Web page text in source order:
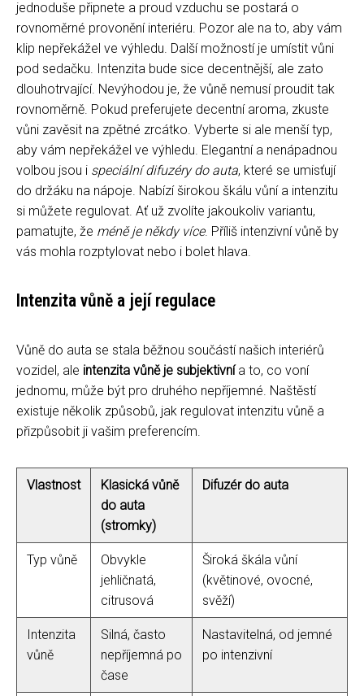
jednoduše připnete a proud vzduchu se postará o
rovnoměrné provonění interiéru. Pozor ale na to, aby vám
klip nepřekážel ve výhledu. Další možností je umístit vůni
pod sedačku. Intenzita bude sice decentnější, ale zato
dlouhotrvající. Nevýhodou je, že vůně nemusí proudit tak
rovnoměrně. Pokud preferujete decentní aroma, zkuste
vůni zavěsit na zpětné zrcátko. Vyberte si ale menší typ,
aby vám nepřekážel ve výhledu. Elegantní a nenápadnou
volbou jsou i speciální difuzéry do auta, které se umisťují
do držáku na nápoje. Nabízí širokou škálu vůní a intenzitu
si můžete regulovat. Ať už zvolíte jakoukoliv variantu,
pamatujte, že méně je někdy více. Příliš intenzivní vůně by
vás mohla rozptylovat nebo i bolet hlava.
Intenzita vůně a její regulace
Vůně do auta se stala běžnou součástí našich interiérů
vozidel, ale intenzita vůně je subjektivnía to, co voní
jednomu, může být pro druhého nepříjemné. Naštěstí
existuje několik způsobů, jak regulovat intenzitu vůně a
přizpůsobit ji vašim preferencím.
Vlastnost
Klasická vůně
do auta
(stromky)
Difuzér do auta
Typ vůně
Obvykle
jehličnatá,
citrusová
Široká škála vůní
(květinové, ovocné,
svěží)
Intenzita
vůně
Silná, často
nepříjemná po
čase
Nastavitelná, od jemné
po intenzivní